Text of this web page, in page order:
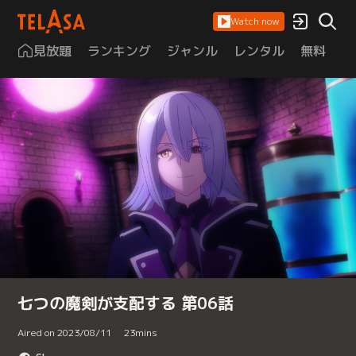
Watch now
見放題 ランキング ジャンル レンタル 無料
七つの魔剣が支配する 第06話
Aired on 2023/08/11 23mins